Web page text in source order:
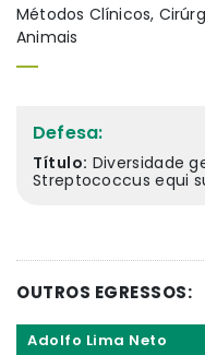
Métodos Clínicos,
Animais
Defesa:
Título: Diversidade
Streptococcus equi
OUTROS EGRESSOS:
Adolfo Lima Neto